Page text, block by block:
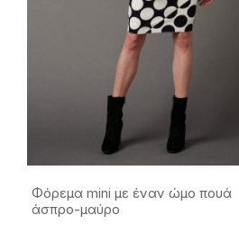
Φόρεμα mini με έναν ώμο πουά
άσπρο-μαύρο